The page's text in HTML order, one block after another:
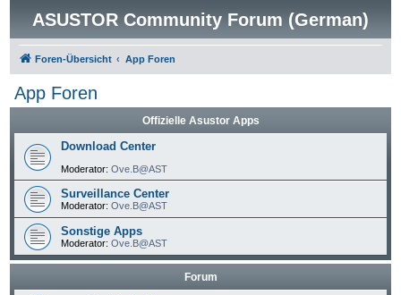
ASUSTOR Community Forum (German)
Foren-Übersicht App Foren
App Foren
Offizielle Asustor Apps
Download Center
Moderator: Ove.B@AST
Surveillance Center
Moderator: Ove.B@AST
Sonstige Apps
Moderator: Ove.B@AST
Forum